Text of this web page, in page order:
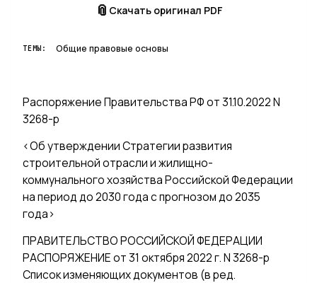
📎 Скачать оригинал PDF
ТЕМЫ: Общие правовые основы
Распоряжение Правительства РФ от 31.10.2022 N
3268-р
<Об утверждении Стратегии развития
строительной отрасли и жилищно-
коммунального хозяйства Российской Федерации
на период до 2030 года с прогнозом до 2035
года>
ПРАВИТЕЛЬСТВО РОССИЙСКОЙ ФЕДЕРАЦИИ
РАСПОРЯЖЕНИЕ от 31 октября 2022 г. N 3268-р
Список изменяющих документов (в ред.